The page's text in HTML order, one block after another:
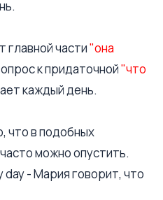
главной части"она
к придаточной"что
каждый день.
что в подобных
можно опустить.
day - Мария говорит, что